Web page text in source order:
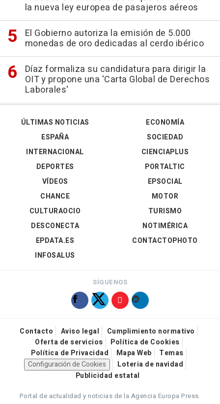
la nueva ley europea de pasajeros aéreos
El Gobierno autoriza la emisión de 5.000
monedas de oro dedicadas al cerdo ibérico
Díaz formaliza su candidatura para dirigir la
OIT y propone una 'Carta Global de Derechos
Laborales'
ÚLTIMAS NOTICIAS
ESPAÑA
INTERNACIONAL
DEPORTES
VÍDEOS
ECONOMÍA
SOCIEDAD
CIENCIAPLUS
PORTALTIC
EPSOCIAL
CHANCE
CULTURAOCIO
DESCONECTA
EPDATA.ES
INFOSALUS
MOTOR
TURISMO
NOTIMÉRICA
CONTACTOPHOTO
SÍGUENOS
Contacto Aviso legal
Cumplimiento normativo
Oferta de servicios
Política de Cookies
Política de Privacidad
Mapa Web
Temas
Configuración de Cookies
Loteria de navidad
Publicidad estatal
Portal de actualidad y noticias de la Agencia Europa Press.